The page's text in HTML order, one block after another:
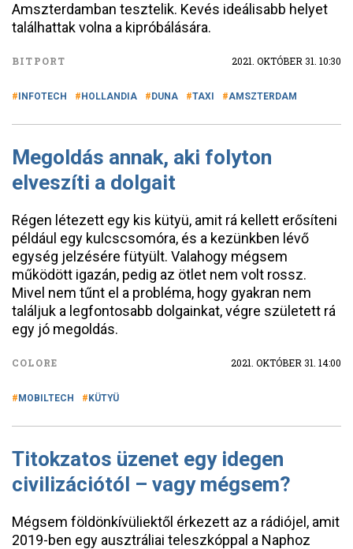
Amszterdamban tesztelik. Kevés ideálisabb helyet
találhattak volna a kipróbálására.
BITPORT 2021. OKTÓBER 31. 10:30
INFOTECH HOLLANDIA DUNA TAXI AMSZTERDAM
Megoldás annak, aki folyton
elveszíti a dolgait
Régen létezett egy kis kütyü, amit rá kellett erősíteni
például egy kulcscsomóra, és a kezünkben lévő
egység jelzésére fütyült. Valahogy mégsem
működött igazán, pedig az ötlet nem volt rossz.
Mivel nem tűnt el a probléma, hogy gyakran nem
találjuk a legfontosabb dolgainkat, végre született rá
egy jó megoldás.
COLORE 2021. OKTÓBER 31. 14:00
MOBILTECH KÜTYÜ
Titokzatos üzenet egy idegen
civilizációtól – vagy mégsem?
Mégsem földönkívüliektől érkezett az a rádiójel, amit
2019-ben egy ausztráliai teleszkóppal a Naphoz